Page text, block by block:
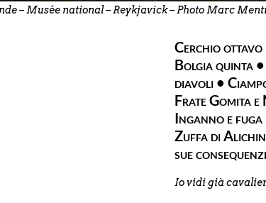
– Musée national – Reykjavick – Photo Marc
Cerchio
Bolgia quinta
diavoli •
Frate Gomita
Inganno e
Zuffa di
sue
Io vidi già